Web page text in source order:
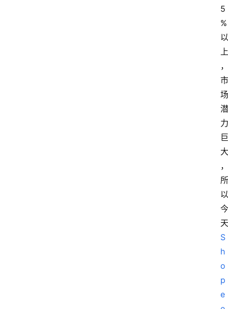
5
%
以
上
，
市
场
潜
力
巨
大
，
所
以
今
天
S
h
o
p
e